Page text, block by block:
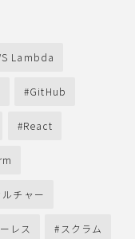
Lambda
GitHub
React
ルチャー
レス スクラム